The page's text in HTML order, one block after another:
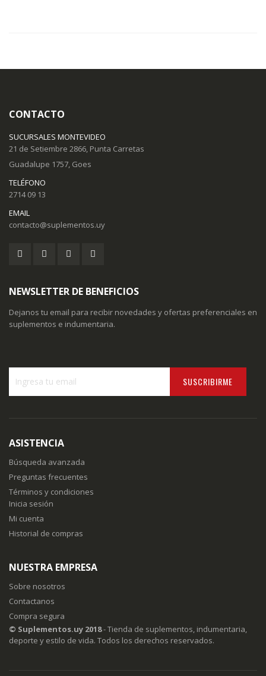
CONTACTO
SUCURSALES MONTEVIDEO
21 de Setiembre 2866, Punta Carretas
Guadalupe 1757, Goes
TELÉFONO
2714 09 13
EMAIL
contacto@suplementos.uy
NEWSLETTER DE BENEFICIOS
Dejanos tu email para recibir novedades y ofertas preferenciales en
suplementos e indumentaria.
de
noticias:
SUSCRIBIRME
ASISTENCIA
Búsqueda avanzada
Preguntas frecuentes
Términos y condiciones
Inicia sesión
Mi cuenta
Historial de compras
NUESTRA EMPRESA
Sobre nosotros
Contactanos
Compra segura
© Suplementos.uy 2018- Tienda de suplementos, indumentaria,
deporte y estilo de vida. Todos los derechos reservados.